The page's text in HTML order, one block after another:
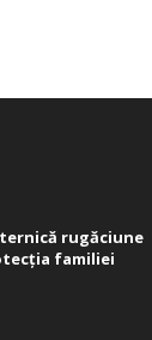
rugăciune
familiei